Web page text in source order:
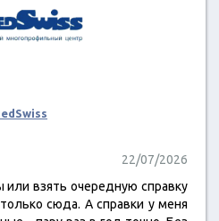
22/07/2026
или взять очередную справку
сюда. А справки у меня